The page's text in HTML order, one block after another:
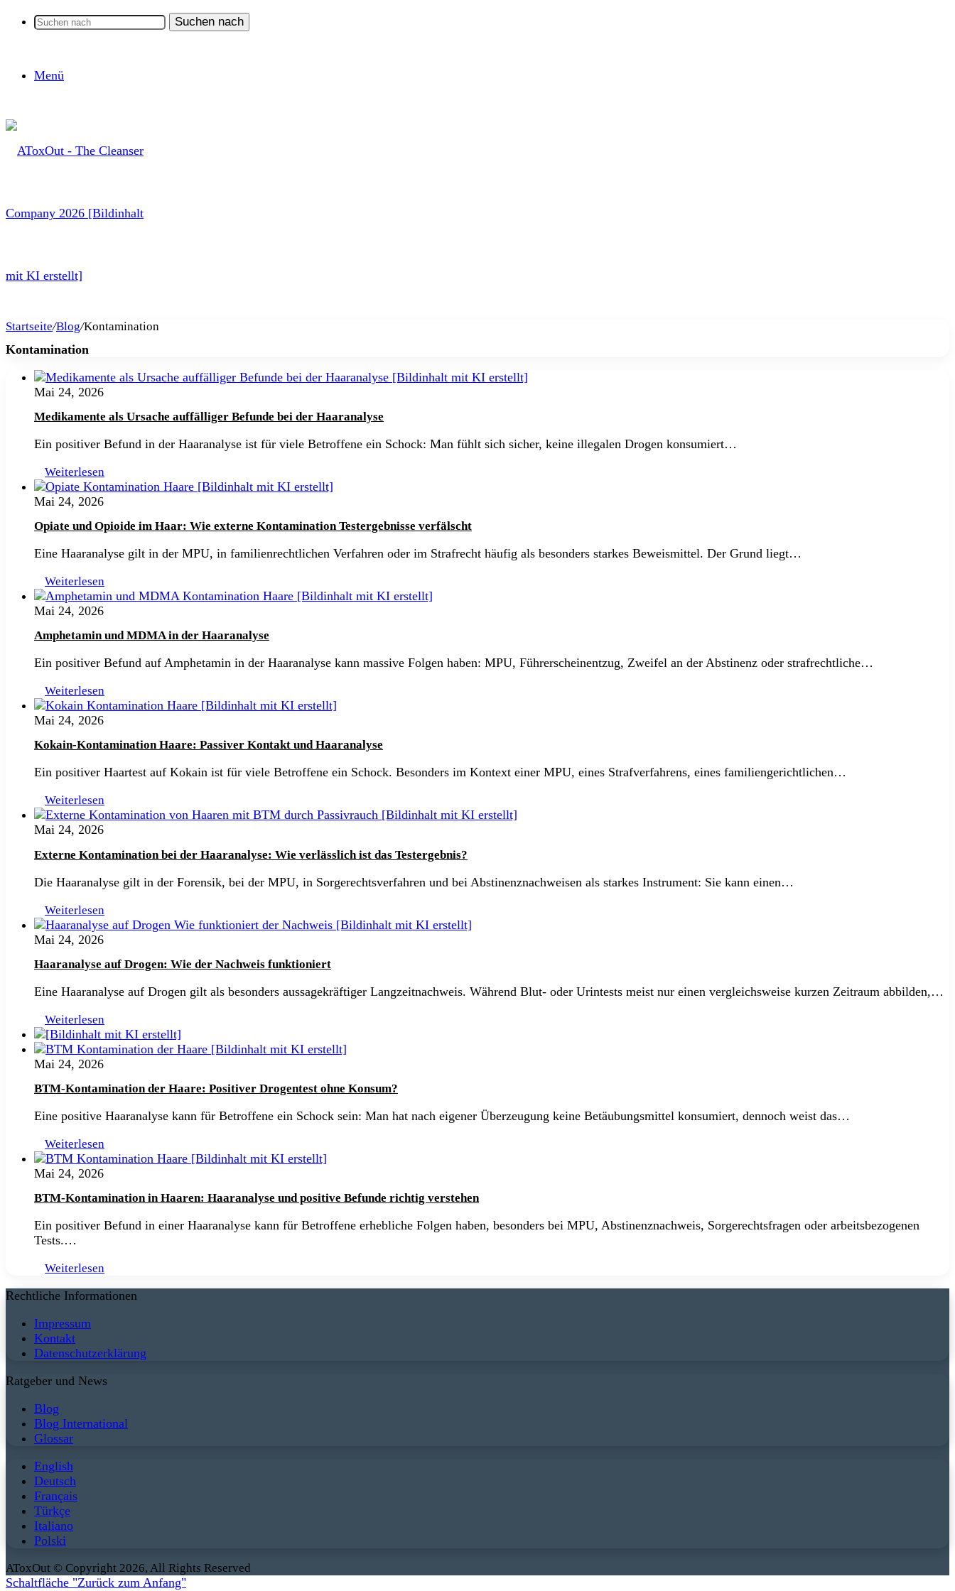
Suchen nach
Menü
Startseite/Blog/Kontamination
Kontamination
Mai 24, 2026
Medikamente als Ursache auffälliger Befunde bei der Haaranalyse
Ein positiver Befund in der Haaranalyse ist für viele Betroffene ein Schock: Man fühlt sich sicher, keine illegalen Drogen konsumiert…
Weiterlesen
Mai 24, 2026
Opiate und Opioide im Haar: Wie externe Kontamination Testergebnisse verfälscht
Eine Haaranalyse gilt in der MPU, in familienrechtlichen Verfahren oder im Strafrecht häufig als besonders starkes Beweismittel. Der Grund liegt…
Weiterlesen
Mai 24, 2026
Amphetamin und MDMA in der Haaranalyse
Ein positiver Befund auf Amphetamin in der Haaranalyse kann massive Folgen haben: MPU, Führerscheinentzug, Zweifel an der Abstinenz oder strafrechtliche…
Weiterlesen
Mai 24, 2026
Kokain-Kontamination Haare: Passiver Kontakt und Haaranalyse
Ein positiver Haartest auf Kokain ist für viele Betroffene ein Schock. Besonders im Kontext einer MPU, eines Strafverfahrens, eines familiengerichtlichen…
Weiterlesen
Mai 24, 2026
Externe Kontamination bei der Haaranalyse: Wie verlässlich ist das Testergebnis?
Die Haaranalyse gilt in der Forensik, bei der MPU, in Sorgerechtsverfahren und bei Abstinenznachweisen als starkes Instrument: Sie kann einen…
Weiterlesen
Mai 24, 2026
Haaranalyse auf Drogen: Wie der Nachweis funktioniert
Eine Haaranalyse auf Drogen gilt als besonders aussagekräftiger Langzeitnachweis. Während Blut- oder Urintests meist nur einen vergleichsweise kurzen Zeitraum abbilden,…
Weiterlesen
Mai 24, 2026
BTM-Kontamination der Haare: Positiver Drogentest ohne Konsum?
Eine positive Haaranalyse kann für Betroffene ein Schock sein: Man hat nach eigener Überzeugung keine Betäubungsmittel konsumiert, dennoch weist das…
Weiterlesen
Mai 24, 2026
BTM-Kontamination in Haaren: Haaranalyse und positive Befunde richtig verstehen
Ein positiver Befund in einer Haaranalyse kann für Betroffene erhebliche Folgen haben, besonders bei MPU, Abstinenznachweis, Sorgerechtsfragen oder arbeitsbezogenen
Tests.…
Weiterlesen
Rechtliche Informationen
Impressum
Kontakt
Datenschutzerklärung
Ratgeber und News
Blog
Blog International
Glossar
English
Deutsch
Français
Türkçe
Italiano
Polski
AToxOut © Copyright 2026, All Rights Reserved
Schaltfläche "Zurück zum Anfang"